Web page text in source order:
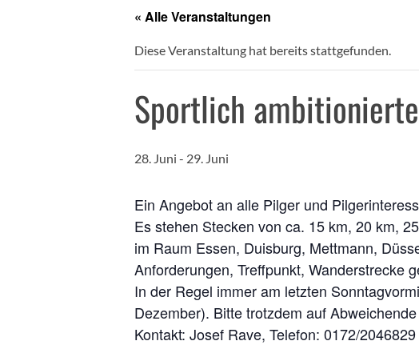
« Alle Veranstaltungen
Diese Veranstaltung hat bereits stattgefunden.
Sportlich
28. Juni - 29. Juni
Ein Angebot an alle Pilger und
Es stehen Stecken von ca. 15 km, 20 km,
im Raum Essen, Duisburg, Mettmann,
Anforderungen, Treffpunkt, Wanderstrecke
In der Regel immer am letzten
Dezember). Bitte trotzdem auf
Kontakt: Josef Rave, Telefon: 0172/2046829